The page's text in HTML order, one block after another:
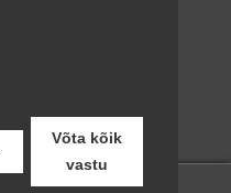
Võta kõik
vastu